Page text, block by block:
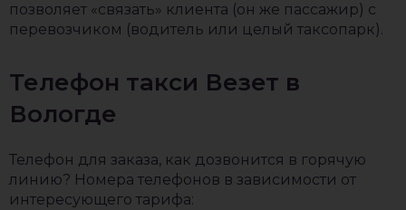
позволяет «связать» клиента (он же пассажир) с
перевозчиком (водитель или целый таксопарк).
Телефон такси Везет в
Вологде
Телефон для заказа, как дозвонится в горячую
линию? Номера телефонов в зависимости от
интересующего тарифа: